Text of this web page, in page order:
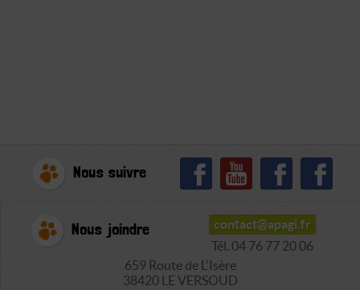
Nous suivre
Nous joindre
contact@apagi.fr
Tél. 04 76 77 20 06
659 Route de L'Isère
38420 LE VERSOUD